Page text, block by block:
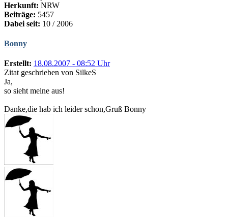
Herkunft: NRW
Beiträge: 5457
Dabei seit: 10 / 2006
Bonny
Erstellt: 18.08.2007 - 08:52 Uhr
Zitat geschrieben von SilkeS
Ja,
so sieht meine aus!
Danke,die hab ich leider schon,Gruß Bonny